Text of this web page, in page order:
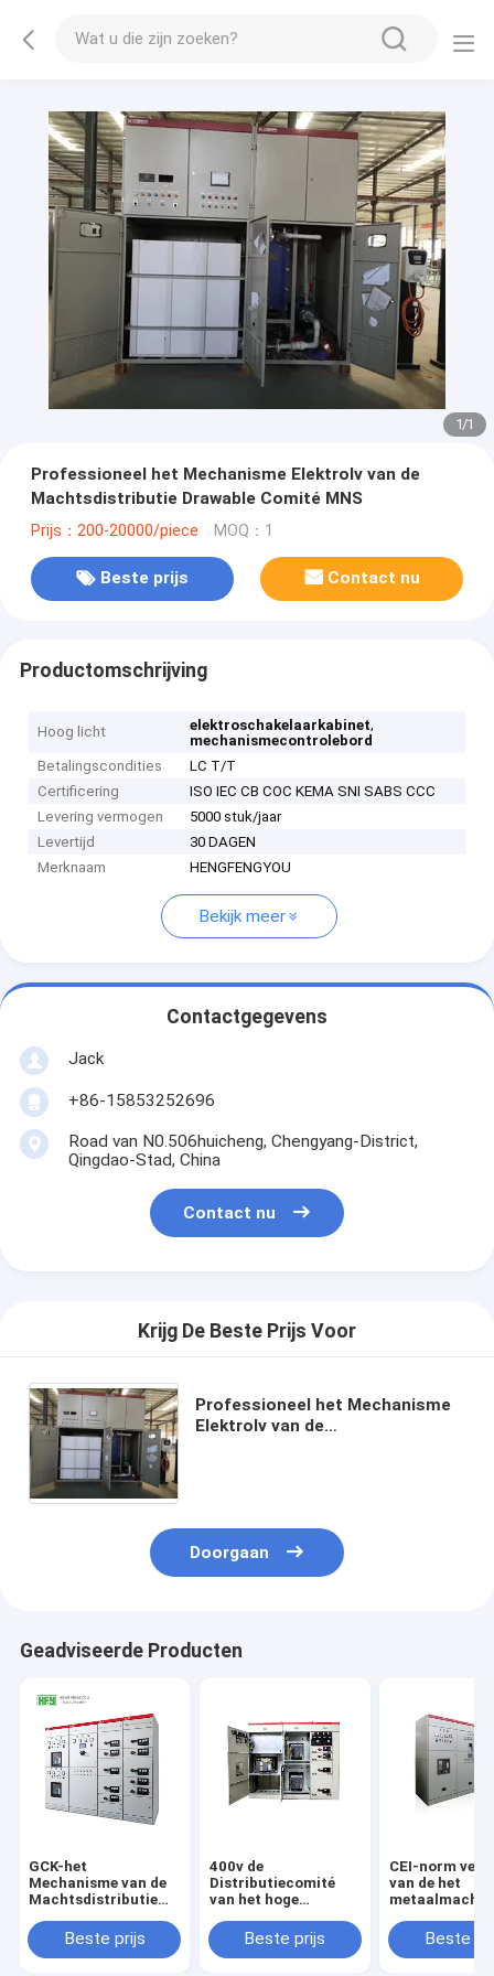
1/1
Professioneel het Mechanisme Elektrolv van de
Machtsdistributie Drawable Comité MNS
Prijs：200-20000/piece MOQ：1
Beste prijs Contact nu
Productomschrijving
Hoog licht elektroschakelaarkabinet,
mechanismecontrolebord
Betalingscondities
LC T/T
Certificering
ISO IEC CB COC KEMA SNI SABS CCC
Levering vermogen
5000 stuk/jaar
Levertijd
30 DAGEN
Merknaam
HENGFENGYOU
Bekijk meer
Contactgegevens
Jack
+86-15853252696
Road van N0.506huicheng, Chengyang-District,
Qingdao-Stad, China
Contact nu
Krijg De Beste Prijs Voor
Professioneel het Mechanisme
Elektrolv van de
Doorgaan
Geadviseerde Producten
GCK-het
Mechanisme van de
Machtsdistributie
van de Laag
Voltagedistributie
Beste prijs
400v de
Distributiecomité
van het hoge
Voltage het Kabinet
van het Elektrische
Beste prijs
CEI-norm
van de het
metaalmacht
12KV 50HZ
Beste